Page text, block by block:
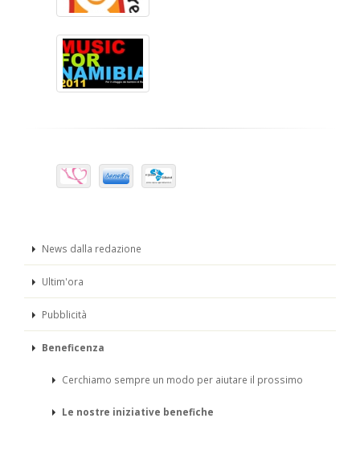
News dalla redazione
Ultim'ora
Pubblicità
Beneficenza
Cerchiamo sempre un modo per aiutare il prossimo
Le nostre iniziative benefiche